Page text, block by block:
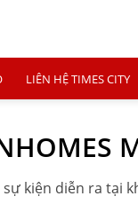
LIÊN HỆ TIMES CITY
kiện diễn ra tại